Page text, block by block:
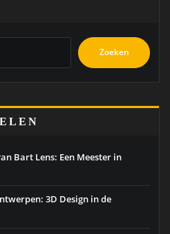
Zoeken
Bart Lens: Een Meester in
3D Design in de